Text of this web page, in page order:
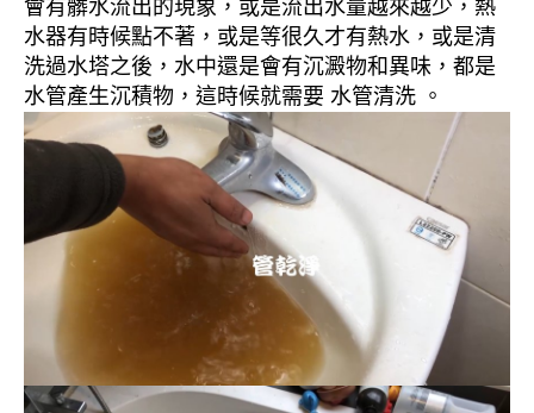
會有髒水流出的現象，或是流出水量越來越少，熱
水器有時候點不著，或是等很久才有熱水，或是清
洗過水塔之後，水中還是會有沉澱物和異味，都是
水管產生沉積物，這時候就需要 水管清洗 。